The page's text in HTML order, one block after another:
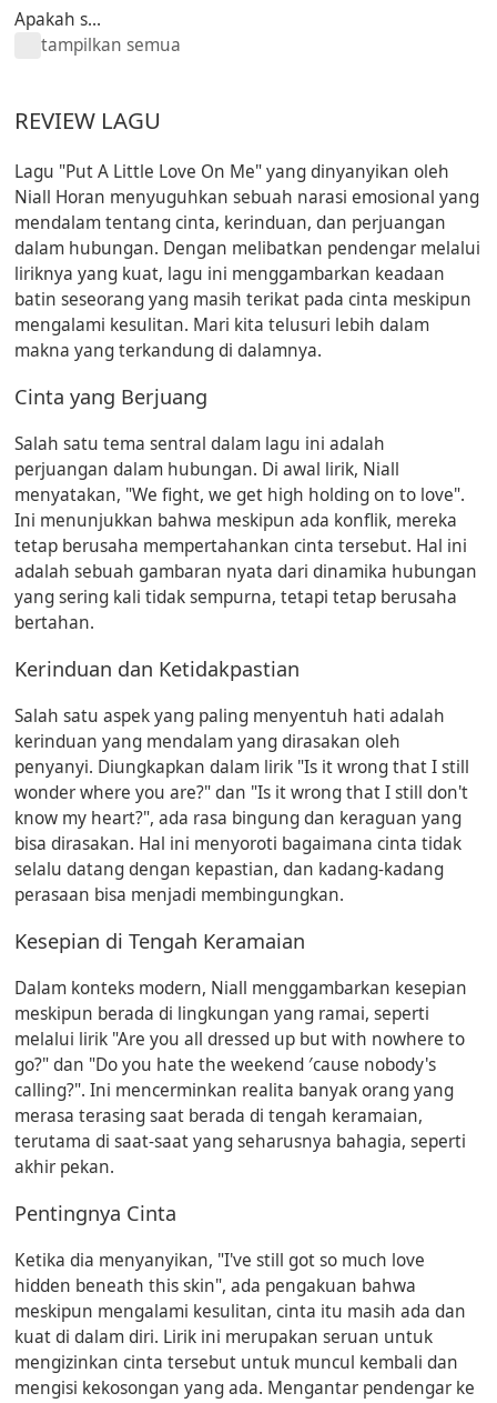
Apakah s...
tampilkan semua
REVIEW LAGU
Lagu "Put A Little Love On Me" yang dinyanyikan oleh
Niall Horan menyuguhkan sebuah narasi emosional yang
mendalam tentang cinta, kerinduan, dan perjuangan
dalam hubungan. Dengan melibatkan pendengar melalui
liriknya yang kuat, lagu ini menggambarkan keadaan
batin seseorang yang masih terikat pada cinta meskipun
mengalami kesulitan. Mari kita telusuri lebih dalam
makna yang terkandung di dalamnya.
Cinta yang Berjuang
Salah satu tema sentral dalam lagu ini adalah
perjuangan dalam hubungan. Di awal lirik, Niall
menyatakan, "We fight, we get high holding on to love".
Ini menunjukkan bahwa meskipun ada konflik, mereka
tetap berusaha mempertahankan cinta tersebut. Hal ini
adalah sebuah gambaran nyata dari dinamika hubungan
yang sering kali tidak sempurna, tetapi tetap berusaha
bertahan.
Kerinduan dan Ketidakpastian
Salah satu aspek yang paling menyentuh hati adalah
kerinduan yang mendalam yang dirasakan oleh
penyanyi. Diungkapkan dalam lirik "Is it wrong that I still
wonder where you are?" dan "Is it wrong that I still don't
know my heart?", ada rasa bingung dan keraguan yang
bisa dirasakan. Hal ini menyoroti bagaimana cinta tidak
selalu datang dengan kepastian, dan kadang-kadang
perasaan bisa menjadi membingungkan.
Kesepian di Tengah Keramaian
Dalam konteks modern, Niall menggambarkan kesepian
meskipun berada di lingkungan yang ramai, seperti
melalui lirik "Are you all dressed up but with nowhere to
go?" dan "Do you hate the weekend ′cause nobody's
calling?". Ini mencerminkan realita banyak orang yang
merasa terasing saat berada di tengah keramaian,
terutama di saat-saat yang seharusnya bahagia, seperti
akhir pekan.
Pentingnya Cinta
Ketika dia menyanyikan, "I've still got so much love
hidden beneath this skin", ada pengakuan bahwa
meskipun mengalami kesulitan, cinta itu masih ada dan
kuat di dalam diri. Lirik ini merupakan seruan untuk
mengizinkan cinta tersebut untuk muncul kembali dan
mengisi kekosongan yang ada. Mengantar pendengar ke